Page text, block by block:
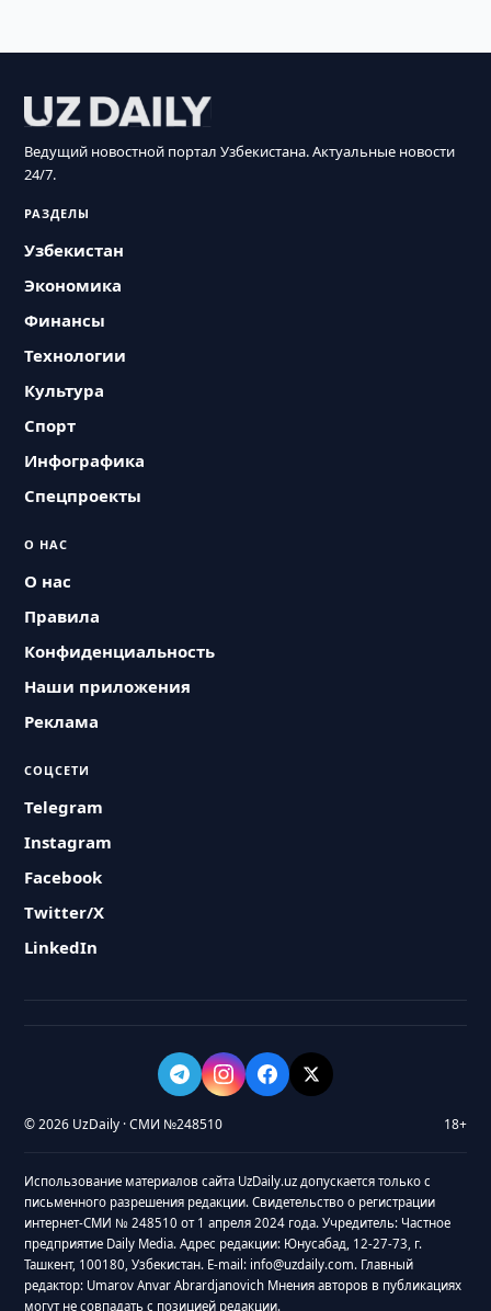
Ведущий новостной портал Узбекистана. Актуальные новости
24/7.
РАЗДЕЛЫ
Узбекистан
Экономика
Финансы
Технологии
Культура
Спорт
Инфографика
Спецпроекты
О НАС
О нас
Правила
Конфиденциальность
Наши приложения
Реклама
СОЦСЕТИ
Telegram
Instagram
Facebook
Twitter/X
LinkedIn
© 2026 UzDaily · СМИ №248510 18+
Использование материалов сайта UzDaily.uz допускается только с
письменного разрешения редакции. Свидетельство о регистрации
интернет-СМИ № 248510 от 1 апреля 2024 года. Учредитель: Частное
предприятие Daily Media. Адрес редакции: Юнусабад, 12-27-73, г.
Ташкент, 100180, Узбекистан. E-mail: info@uzdaily.com. Главный
редактор: Umarov Anvar Abrardjanovich Мнения авторов в публикациях
могут не совпадать с позицией редакции.